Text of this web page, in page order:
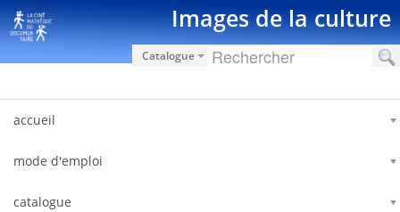
Saut au contenu Images de la culture
Catalogue
accueil
mode d'emploi
catalogue